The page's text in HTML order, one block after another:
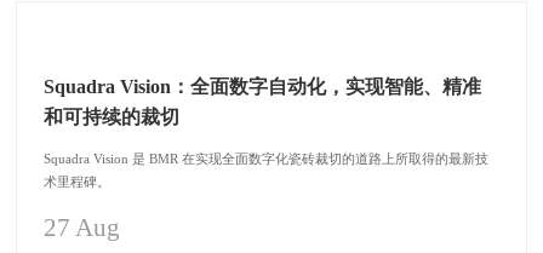
Squadra Vision：全面数字自动化，实现智能、精准
和可持续的裁切
Squadra Vision 是 BMR 在实现全面数字化瓷砖裁切的道路上所取得的最新技
术里程碑。
27 Aug